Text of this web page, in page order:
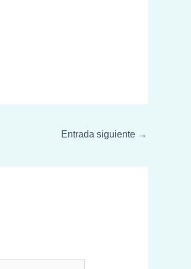
Entrada siguiente →